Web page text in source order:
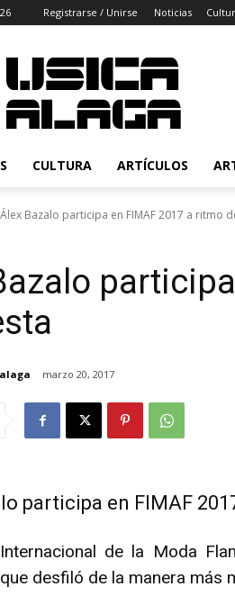
Registrarse / Unirse Noticias
CULTURA ARTÍCULOS
Álex Bazalo participa en FIMAF 2017 a ritmo
marzo 20, 2017
participa en FIMAF
de la Moda
desfiló de la manera más